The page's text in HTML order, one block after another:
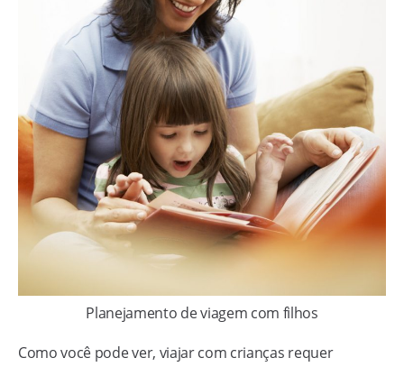
Planejamento de viagem com filhos
Como você pode ver, viajar com crianças requer